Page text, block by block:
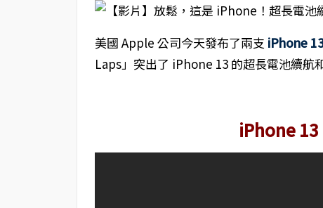
美國 Apple 公司今天發布了兩支 iPhone
Laps」突出了 iPhone 13 的超長電池續航
iPhone 13